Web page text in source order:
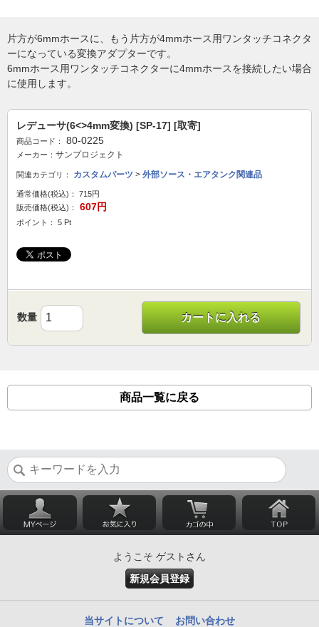
片方が6mmホースに、もう片方が4mmホース用ワンタッチコネクタ
ーになっている変換アダプターです。
6mmホース用ワンタッチコネクターに4mmホースを接続したい場合
に使用します。
レデューサ(6<>4mm変換) [SP-17] [取寄]
商品コード： 80-0225
メーカー： サンプロジェクト
関連カテゴリ： カスタムパーツ > 外部ソース・エアタンク関連品
通常価格(税込)：
715円
販売価格(税込)：
607円
ポイント： 5 Pt
数量 カートに入れる
商品一覧に戻る
ようこそ ゲストさん
新規会員登録
当サイトについて お問い合わせ